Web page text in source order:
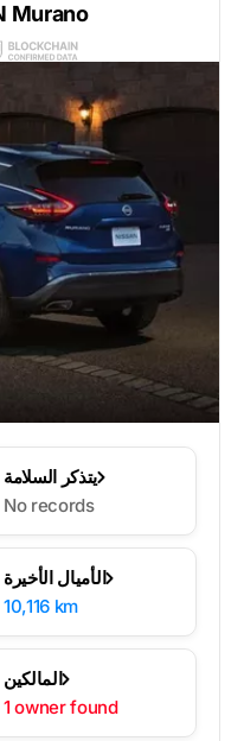
Murano
يتذكر السلامة
No records
الأميال الأخيرة
10,116 km
المالكين
1 owner found